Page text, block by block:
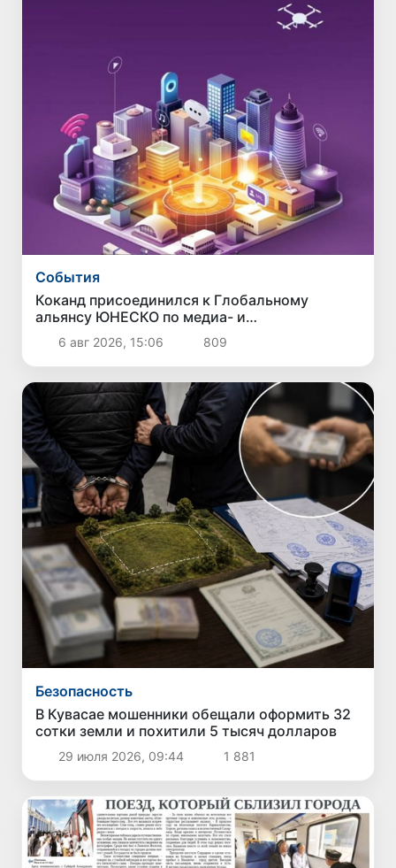
Cобытия
Коканд присоединился к Глобальному
альянсу ЮНЕСКО по медиа- и
информационной грамотности
6 авг 2026, 15:06 809
Безопасность
В Кувасае мошенники обещали оформить 32
сотки земли и похитили 5 тысяч долларов
29 июля 2026, 09:44 1 881